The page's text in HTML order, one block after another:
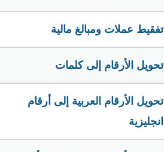
تفقيط عملات ومبالغ مالية
تحويل الأرقام إلى كلمات
تحويل الأرقام العربية إلى أرقام
انجليزية